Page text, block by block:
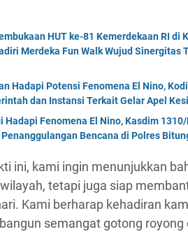
HUT ke-81 Kemerdekaan RI di
Merdeka Fun Walk Wujud Sinergitas
Hadapi Potensi Fenomena El Nino,
dan Instansi Terkait Gelar Apel
Hadapi Fenomena El Nino, Kasdim
Bencana di Polres
ini, kami ingin menunjukkan
tetapi juga siap
Kami berharap kehadiran
semangat gotong royong